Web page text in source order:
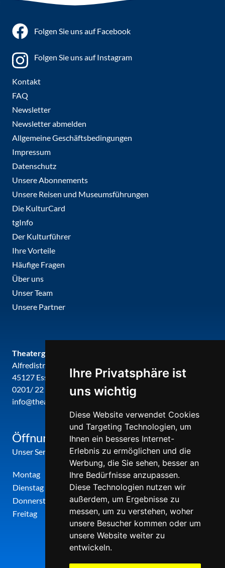
Ihre Privatsphäre ist
uns wichtig
Diese Website verwendet Cookies
und Targeting Technologien, um
Ihnen ein besseres Internet-
Erlebnis zu ermöglichen und die
Werbung, die Sie sehen, besser an
Ihre Bedürfnisse anzupassen.
Diese Technologien nutzen wir
außerdem, um Ergebnisse zu
messen, um zu verstehen, woher
unsere Besucher kommen oder um
unsere Website weiter zu
entwickeln.
Folgen Sie uns auf Facebook
Folgen Sie uns auf Instagram
Kontakt
FAQ
Newsletter
Newsletter abmelden
Allgemeine Geschäftsbedingungen
Impressum
Datenschutz
Unsere Abonnements
Unsere Reisen und Museumsführungen
Die KulturCard
tgInfo
Der Kulturführer
Ihre Vorteile
Häufige Fragen
Über uns
Unser Team
Unsere Partner
Theatergemeinde metropole ruhr
Alfredistr. 32
45127 Essen
0201/ 22 22 29
info@theatergemeinde-metropole-ruhr.de
Öffnungszeiten
Unser Service-Center ist zu folgenden Zeiten geöffnet
Montag
12:00 Uhr - 17:00 Uhr
Dienstag
09:00 Uhr - 12:00 Uhr
Donnerstag
09:00 Uhr - 12:00 Uhr
Freitag
09:00 Uhr - 12:00 Uhr